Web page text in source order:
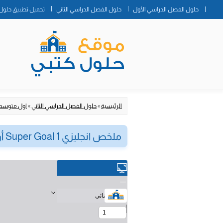
حلول الفصل الدراسي الأول حلول الفصل الدراسي الثاني تحميل تطبيق
الرئيسية»حلول الفصل الدراسي الثاني» اول
ملخص انجليزي Super Goal 1 أول متوسط ف2